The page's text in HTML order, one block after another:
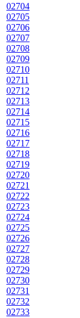
02704
02705
02706
02707
02708
02709
02710
02711
02712
02713
02714
02715
02716
02717
02718
02719
02720
02721
02722
02723
02724
02725
02726
02727
02728
02729
02730
02731
02732
02733